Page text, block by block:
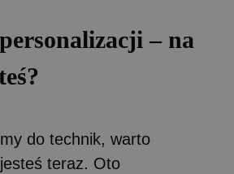
– na
do technik, warto
teraz. Oto